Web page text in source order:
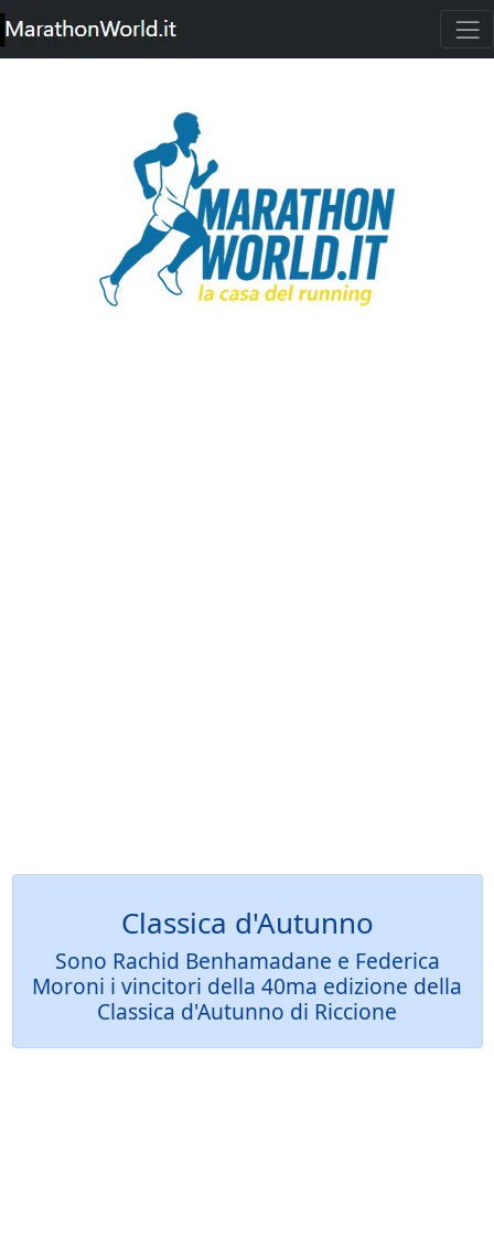
Classica d'Autunno
Sono Rachid Benhamadane e Federica
Moroni i vincitori della 40ma edizione della
Classica d'Autunno di Riccione